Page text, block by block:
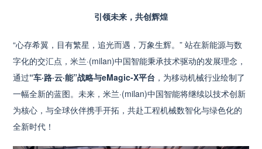
引领未来，共创辉煌
“心存希翼，目有繁星，追光而遇，万象生辉。” 站在新能源与数
字化的交汇点，米兰·(milan)中国智能秉承技术驱动的发展理念，
通过“车·路·云·能”战略与eMagic-X平台 ，为移动机械行业绘制了
一幅全新的蓝图。未来，米兰·(milan)中国智能将继续以技术创新
为核心，与全球伙伴携手开拓，共赴工程机械数智化与绿色化的
全新时代！